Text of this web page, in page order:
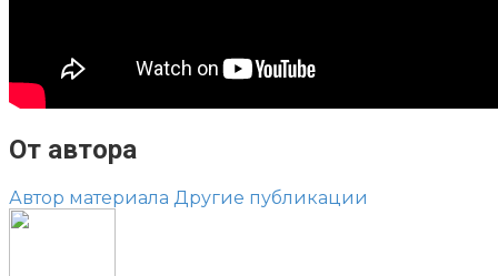
От автора
Автор материала Другие публикации